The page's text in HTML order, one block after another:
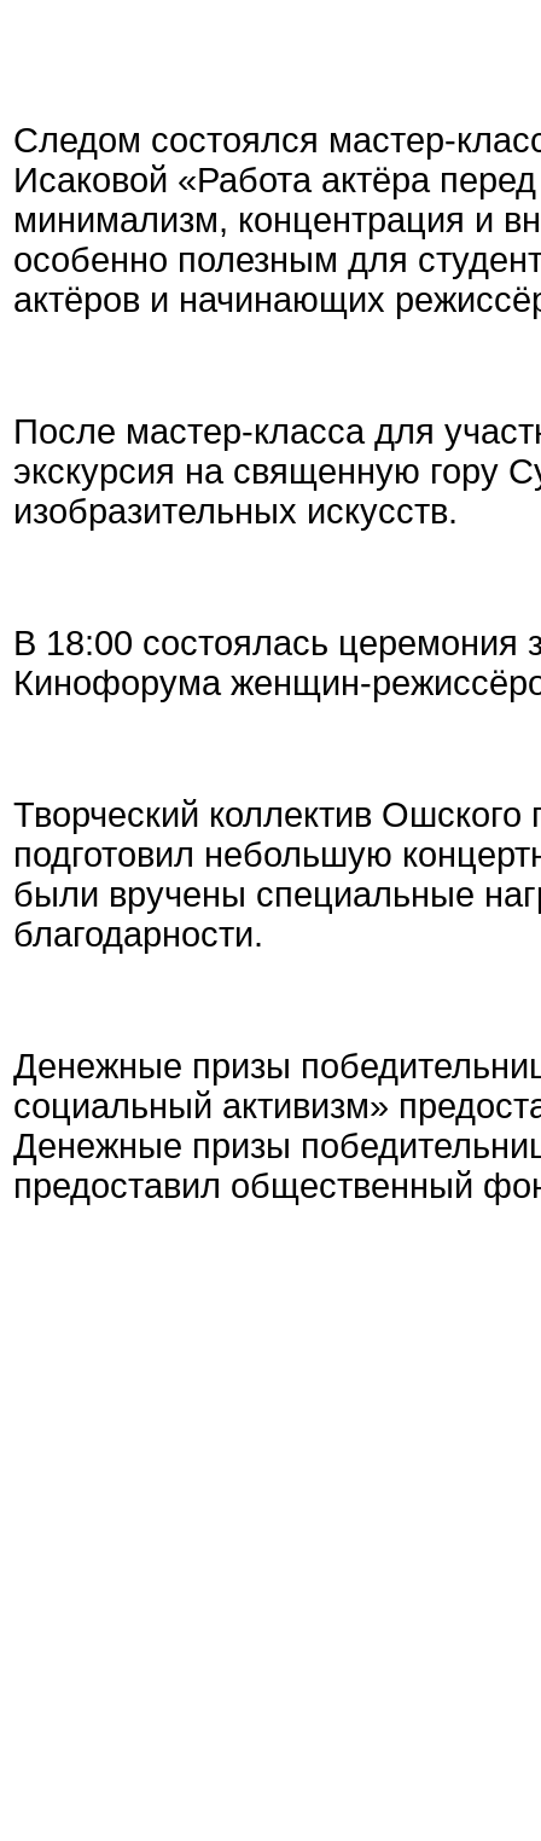
Следом состоялся мастер-
Исаковой «Работа актёра
минимализм, концентрация и
особенно полезным для
актёров и начинающих
После мастер-класса для
экскурсия на священную гору
изобразительных искусств.
В 18:00 состоялась церемония
Кинофорума женщин-
Творческий коллектив Ошского
подготовил небольшую
были вручены специальные
благодарности.
Денежные призы
социальный активизм»
Денежные призы
предоставил общественный